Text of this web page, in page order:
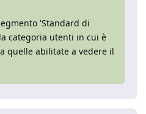
'Standard di
categoria utenti in cui è
quelle abilitate a vedere il